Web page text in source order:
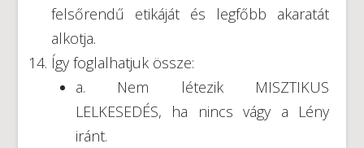
felsőrendű etikáját és legfőbb akaratát
alkotja.
Így foglalhatjuk össze:
a. Nem létezik MISZTIKUS
LELKESEDÉS, ha nincs vágy a Lény
iránt.